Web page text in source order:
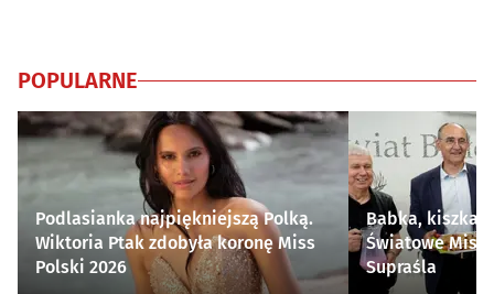
POPULARNE
Podlasianka najpiękniejszą Polką.
Wiktoria Ptak zdobyła koronę Miss
Polski 2026
Babka, kiszka i
Światowe
Supraśla